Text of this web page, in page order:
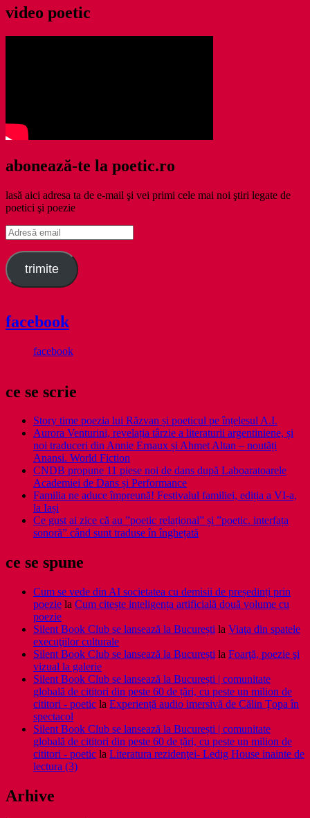
video poetic
abonează-te la poetic.ro
lasă aici adresa ta de e-mail şi vei primi cele mai noi ştiri legate de
poetici şi poezie
Adresă
email
trimite
facebook
facebook
ce se scrie
Story time poezia lui Răzvan și poeticul pe înțelesul A.I.
Aurora Venturini, revelația târzie a literaturii argentiniene, și
noi traduceri din Annie Ernaux și Ahmet Altan – noutăți
Anansi. World Fiction
CNDB propune 11 piese noi de dans după Laboaratoarele
Academiei de Dans și Performance
Familia ne aduce împreună! Festivalul familiei, ediția a VI-a,
la Iași
Ce gust ai zice că au ”poetic relațional” și ”poetic. interfața
sonoră” când sunt traduse în înghețată
ce se spune
Cum se vede din AI societatea cu demisii de președinți prin
poezie la Cum citește inteligența artificială două volume cu
poezie
Silent Book Club se lansează la București la Viaţa din spatele
execuţiilor culturale
Silent Book Club se lansează la București la Foarţă, poezie şi
vizual la galerie
Silent Book Club se lansează la București | comunitate
globală de cititori din peste 60 de țări, cu peste un milion de
cititori - poetic la Experiență audio imersivă de Călin Țopa în
spectacol
Silent Book Club se lansează la București | comunitate
globală de cititori din peste 60 de țări, cu peste un milion de
cititori - poetic la Literatura rezidenţei- Ledig House inainte de
lectura (3)
Arhive